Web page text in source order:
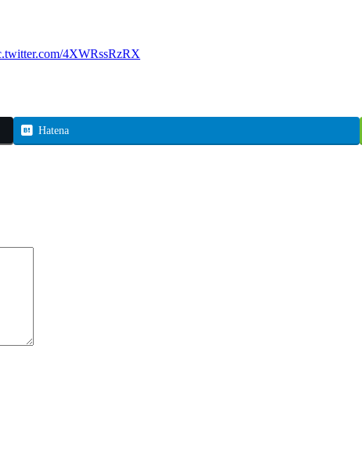
4XWRssRzRX
Hatena